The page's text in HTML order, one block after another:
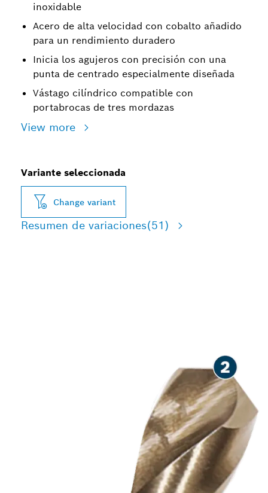
inoxidable
Acero de alta velocidad con cobalto añadido
para un rendimiento duradero
Inicia los agujeros con precisión con una
punta de centrado especialmente diseñada
Vástago cilíndrico compatible con
portabrocas de tres mordazas
View more
Variante seleccionada
Change variant
Resumen de variaciones(51)